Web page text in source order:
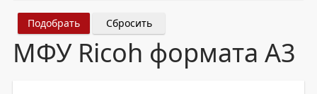
Сбросить
МФУ Ricoh формата A3